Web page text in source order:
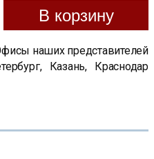
В корзину
наших представителей
, Казань, Краснодар